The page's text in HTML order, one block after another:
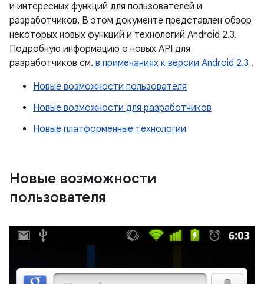
и интересных функций для пользователей и
разработчиков. В этом документе представлен обзор
некоторых новых функций и технологий Android 2.3.
Подробную информацию о новых API для
разработчиков см. в примечаниях к версии Android 2.3 .
Новые возможности пользователя
Новые возможности для разработчиков
Новые платформенные технологии
Новые возможности
пользователя